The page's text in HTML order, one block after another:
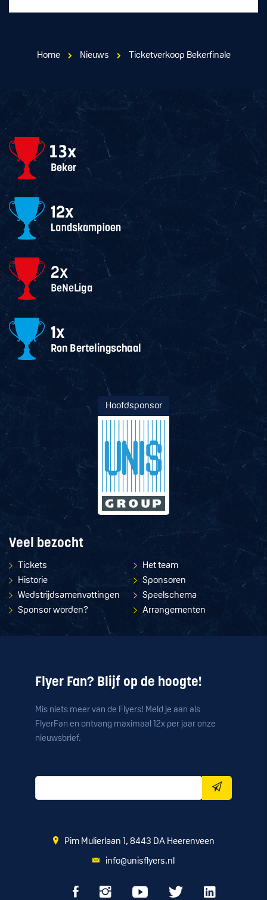
Home Nieuws Ticketverkoop Bekerfinale
Hoofdsponsor
Veel bezocht
Tickets
Het team
Historie
Sponsoren
Wedstrijdsamenvattingen
Speelschema
Sponsor worden?
Arrangementen
Flyer Fan? Blijf op de hoogte!
Mis niets meer van de Flyers! Meld je aan als
FlyerFan en ontvang maximaal 12x per jaar onze
nieuwsbrief.
Pim Mulierlaan 1, 8443 DA Heerenveen
info@unisflyers.nl